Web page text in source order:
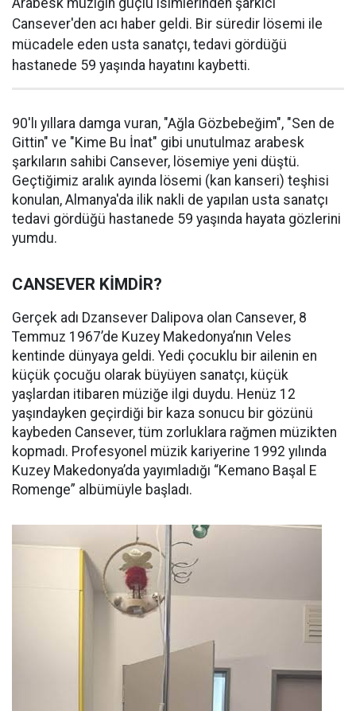
Arabesk müziğin güçlü isimlerinden şarkıcı
Cansever'den acı haber geldi. Bir süredir lösemi ile
mücadele eden usta sanatçı, tedavi gördüğü
hastanede 59 yaşında hayatını kaybetti.
90'lı yıllara damga vuran, "Ağla Gözbebeğim", "Sen de
Gittin" ve "Kime Bu İnat" gibi unutulmaz arabesk
şarkıların sahibi Cansever, lösemiye yeni düştü.
Geçtiğimiz aralık ayında lösemi (kan kanseri) teşhisi
konulan, Almanya'da ilik nakli de yapılan usta sanatçı
tedavi gördüğü hastanede 59 yaşında hayata gözlerini
yumdu.
CANSEVER KİMDİR?
Gerçek adı Dzansever Dalipova olan Cansever, 8
Temmuz 1967’de Kuzey Makedonya’nın Veles
kentinde dünyaya geldi. Yedi çocuklu bir ailenin en
küçük çocuğu olarak büyüyen sanatçı, küçük
yaşlardan itibaren müziğe ilgi duydu. Henüz 12
yaşındayken geçirdiği bir kaza sonucu bir gözünü
kaybeden Cansever, tüm zorluklara rağmen müzikten
kopmadı. Profesyonel müzik kariyerine 1992 yılında
Kuzey Makedonya’da yayımladığı “Kemano Başal E
Romenge” albümüyle başladı.